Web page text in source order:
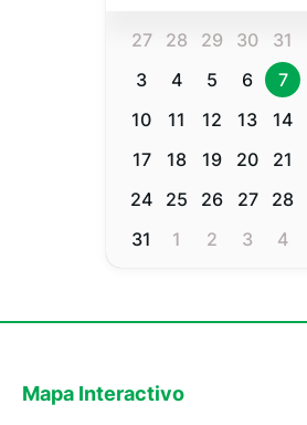
27 28 29 30 31
3
4 5 6 7
10
11 12 13 14
17
18 19 20 21
24
25 26 27 28
31
1 2 3 4
Mapa Interactivo